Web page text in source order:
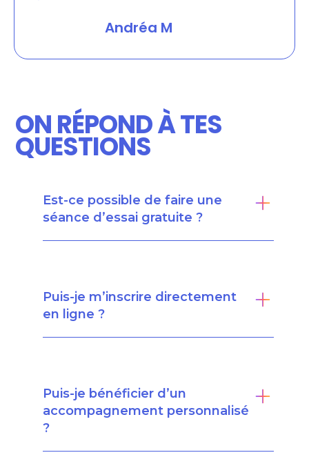
Andréa M
ON RÉPOND À TES
QUESTIONS
Est-ce possible de faire une
séance d’essai gratuite ?
Puis-je m’inscrire directement
en ligne ?
Puis-je bénéficier d’un
accompagnement personnalisé
?